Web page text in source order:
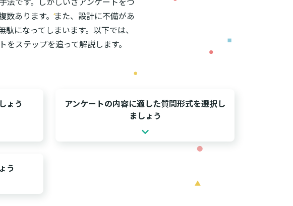
数あります。また、設計に不備があ
になってしまいます。以下では、
ステップを追って解説します。
ょう
アンケートの内容に適した質問形式を選択し
ましょう
う